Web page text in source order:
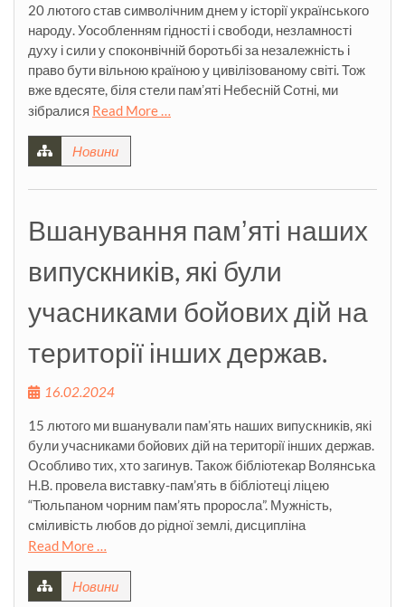
20 лютого став символічним днем у історії українського
народу. Уособленням гідності і свободи, незламності
духу і сили у споконвічній боротьбі за незалежність і
право бути вільною країною у цивілізованому світі. Тож
вже вдесяте, біля стели памʼяті Небесній Сотні, ми
зібралися Read More …
Новини
Вшанування памʼяті наших
випускників, які були
учасниками бойових дій на
території інших держав.
16.02.2024
15 лютого ми вшанували памʼять наших випускників, які
були учасниками бойових дій на території інших держав.
Особливо тих, хто загинув. Також бібліотекар Волянська
Н.В. провела виставку-пам’ять в бібліотеці ліцею
“Тюльпаном чорним пам’ять проросла”. Мужність,
сміливість любов до рідної землі, дисципліна
Read More …
Новини